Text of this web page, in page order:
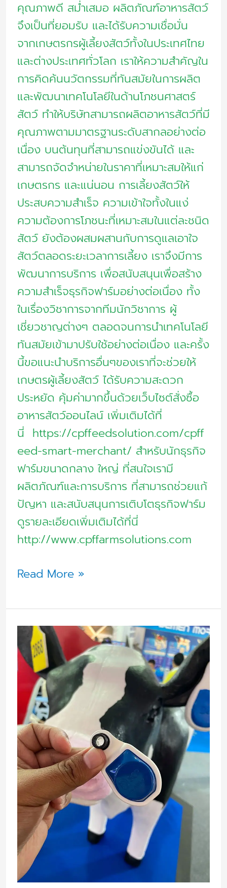
คุณภาพดี สม่ำเสมอ ผลิตภัณฑ์อาหารสัตว์
จึงเป็นที่ยอมรับ และได้รับความเชื่อมั่น
จากเกษตรกรผู้เลี้ยงสัตว์ทั้งในประเทศไทย
และต่างประเทศทั่วโลก เราให้ความสำคัญใน
การคิดค้นนวัตกรรมที่ทันสมัยในการผลิต
และพัฒนาเทคโนโลยีในด้านโภชนศาสตร์
สัตว์ ทำให้บริษัทสามารถผลิตอาหารสัตว์ที่มี
คุณภาพตามมาตรฐานระดับสากลอย่างต่อ
เนื่อง บนต้นทุนที่สามารถแข่งขันได้ และ
สามารถจัดจำหน่ายในราคาที่เหมาะสมให้แก่
เกษตรกร และแน่นอน การเลี้ยงสัตว์ให้
ประสบความสำเร็จ ความเข้าใจทั้งในแง่
ความต้องการโภชนะที่เหมาะสมในแต่ละชนิด
สัตว์ ยังต้องผสมผสานกับการดูแลเอาใจ
สัตว์ตลอดระยะเวลาการเลี้ยง เราจึงมีการ
พัฒนาการบริการ เพื่อสนับสนุนเพื่อสร้าง
ความสำเร็จธุรกิจฟาร์มอย่างต่อเนื่อง ทั้ง
ในเรื่องวิชาการจากทีมนักวิชาการ ผู้
เชี่ยวชาญต่างๆ ตลอดจนการนำเทคโนโลยี
ทันสมัยเข้ามาปรับใช้อย่างต่อเนื่อง และครั้ง
นี้ขอแนะนำบริการอื่นๆของเราที่จะช่วยให้
เกษตรผู้เลี้ยงสัตว์ ได้รับความสะดวก
ประหยัด คุ้มค่ามากขึ้นด้วยเว็บไซต์สั่งซื้อ
อาหารสัตว์ออนไลน์ เพิ่มเติมได้ที่
นี่ https://cpffeedsolution.com/cpff
eed-smart-merchant/ สำหรับนักธุรกิจ
ฟาร์มขนาดกลาง ใหญ่ ที่สนใจเรามี
ผลิตภัณฑ์และการบริการ ที่สามารถช่วยแก้
ปัญหา และสนับสนุนการเติบโตธุรกิจฟาร์ม
ดูรายละเอียดเพิ่มเติมได้ที่นี่
http://www.cpffarmsolutions.com
Read More »
True
digital
cow
ear
tag
แท็ก
ติด
หู
วัว
อัจฉริยะ
เช็ค
ระยะ
สัด
แม่นยำ
ใน